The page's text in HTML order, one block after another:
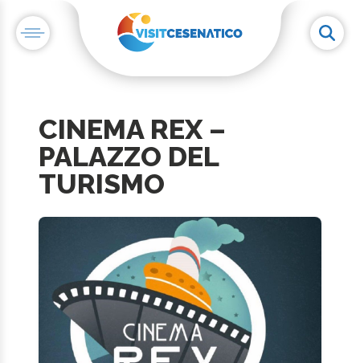
CINEMA REX –
PALAZZO DEL
TURISMO